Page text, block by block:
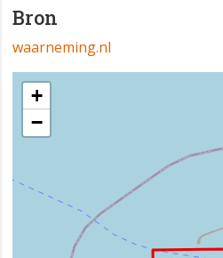
Bron
waarneming.nl
+
−